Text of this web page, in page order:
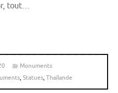
tout…
Monuments
,Statues,Thaïlande